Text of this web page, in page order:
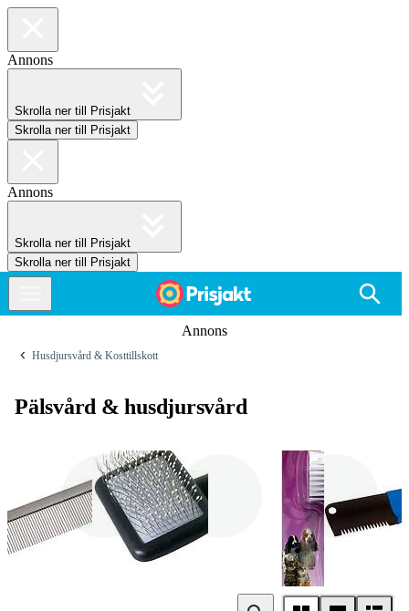
Annons
Skrolla ner till Prisjakt
Skrolla ner till Prisjakt
Annons
Skrolla ner till Prisjakt
Skrolla ner till Prisjakt
Annons
Husdjursvård & Kosttillskott
Pälsvård & husdjursvård
Hundkam Djurborste